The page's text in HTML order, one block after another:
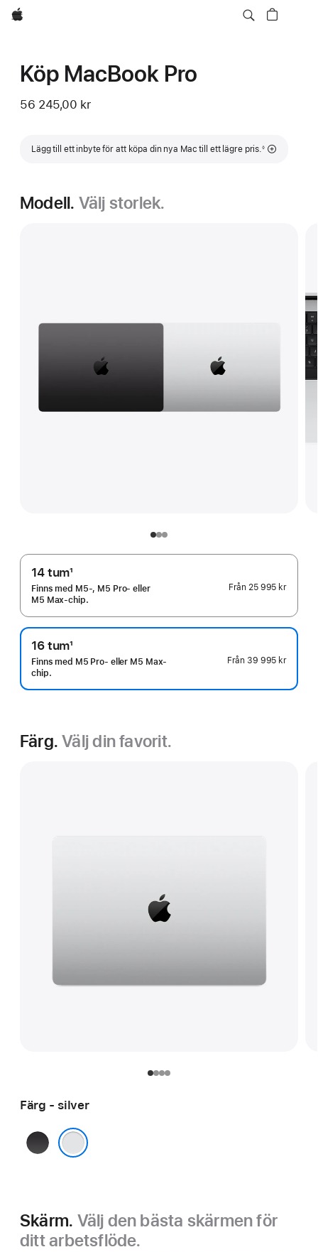
Apple
Köp MacBook Pro
56 245,00 kr
Lägg till ett inbyte för att köpa din nya Mac till ett lägre pris.
Fotnot
◊
Modell. Välj storlek.
14 tum
Fotnot
1
Finns med M5-, M5 Pro- eller
M5 Max-chip.
Från 25 995 kr
16 tum
Fotnot
1
Finns med M5 Pro- eller M5 Max-
chip.
Från 39 995 kr
Färg.Välj din favorit.
Färg - silver
rymdsvart
Skärm. Välj den bästa skärmen för
ditt arbetsflöde.